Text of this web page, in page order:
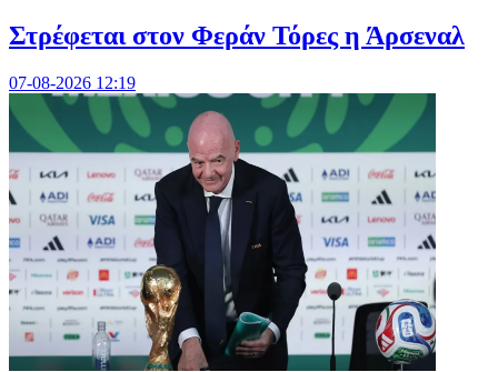
Στρέφεται στον Φεράν Τόρες η Άρσεναλ
07-08-2026 12:19